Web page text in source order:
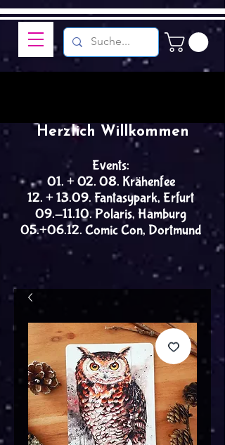
Events:
01. + 02. 08. Krähenfee
12. + 13.09. Fantasypark, Erfurt
09.-11.10. Polaris, Hamburg
05.+06.12. Comic Con, Dortmund
Herzlich Willkommen